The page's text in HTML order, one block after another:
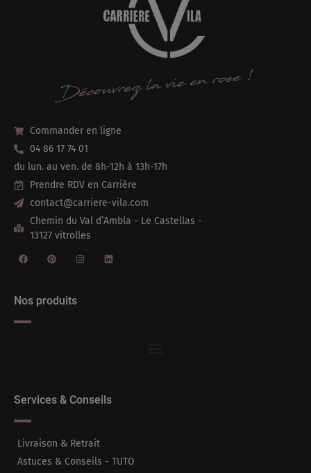
Commander en ligne
04 86 17 74 01
du lun. au ven. de 8h-12h à 13h-17h
Prendre RDV en Carrière
contact@carriere-vila.com
Chemin du Val d’Ambla - Le Castellas -
13127 vitrolles
Nos produits
Services & Conseils
Livraison & Retrait
Astuces & Conseils - TUTO